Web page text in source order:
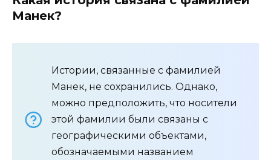
Манек?
Истории, связанные с фамилией
Манек, не сохранились. Однако,
можно предположить, что носители
этой фамилии были связаны с
географическими объектами,
обозначаемыми названием